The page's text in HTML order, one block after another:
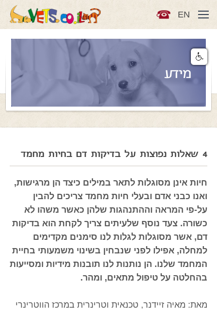
EN
מידע
4 שאלות נפוצות על בדיקות דם בחיות מחמד
חיות אינן מסוגלות לתאר במילים כיצד הן מרגישות,
ואנו כבני אדם ובעלי חיות מחמד צריכים להבין
על-פי המראה וההתנהגות שלהן כאשר משהו לא
כשורה. צעד נוסף שלעיתים צריך לקחת הוא בדיקות
דם, אשר מסוגלות לגלות לנו סימנים מקדימים
למחלה, אפילו לפני שנבחין בשינוי משמעותי בחיית
המחמד שלנו. הן נותנות לנו תובנות מידיות ומסייעות
בהחלטה על טיפול מתאים, ומהר.
מאת: מאיה זיידנר, טכנאית וטרינרית במרכז הווטרינרי